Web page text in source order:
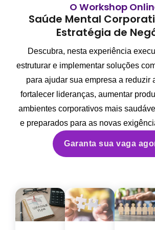
O Workshop
Saúde Mental
Estratégia de
Descubra, nesta experiência
estruturar e implementar soluções
para ajudar sua empresa a reduzir
fortalecer lideranças, aumentar
ambientes corporativos mais
e preparados para as novas
Garanta sua vaga